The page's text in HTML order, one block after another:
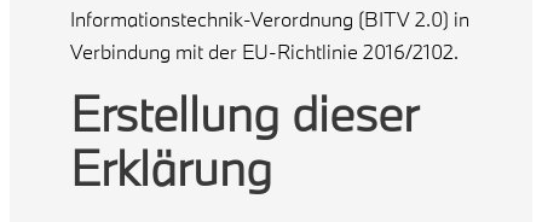
Informationstechnik-Verordnung (BITV 2.0) in
Verbindung mit der EU-Richtlinie 2016/2102.
Erstellung dieser
Erklärung